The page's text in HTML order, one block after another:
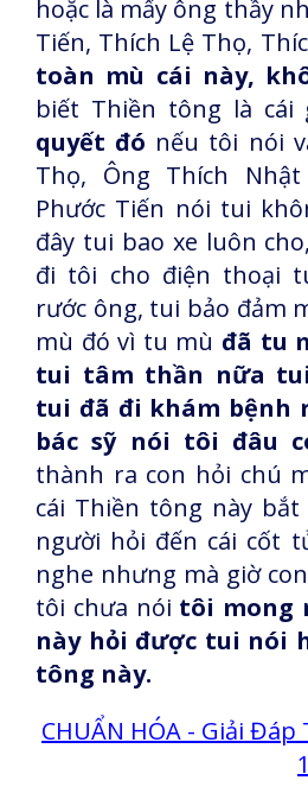
hoặc là mấy ông thầy
Tiến, Thích Lệ Thọ,
toàn mù cái này,
biết Thiền tông là cái
quyết đó nếu tôi nói
Thọ, Ông Thích
Phước Tiến nói tui
đây tui bao xe luôn
đi tôi cho điện thoại
rước ông, tui bảo đảm
mù đó vì tu mù đã tu
tui tâm thần nữa
tui đã đi khám bệnh
bác sỹ nói tôi đâu
thành ra con hỏi chú
cái Thiền tông này
người hỏi đến cái cốt
nghe nhưng mà giờ
tôi chưa nói tôi mong
này hỏi được tui nói
tông này.
CHUẨN HÓA - Giải